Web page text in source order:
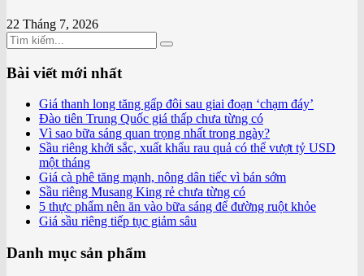
22 Tháng 7, 2026
Bài viết mới nhất
Giá thanh long tăng gấp đôi sau giai đoạn ‘chạm đáy’
Đào tiên Trung Quốc giá thấp chưa từng có
Vì sao bữa sáng quan trọng nhất trong ngày?
Sầu riêng khởi sắc, xuất khẩu rau quả có thể vượt tỷ USD
một tháng
Giá cà phê tăng mạnh, nông dân tiếc vì bán sớm
Sầu riêng Musang King rẻ chưa từng có
5 thực phẩm nên ăn vào bữa sáng để đường ruột khỏe
Giá sầu riêng tiếp tục giảm sâu
Danh mục sản phẩm